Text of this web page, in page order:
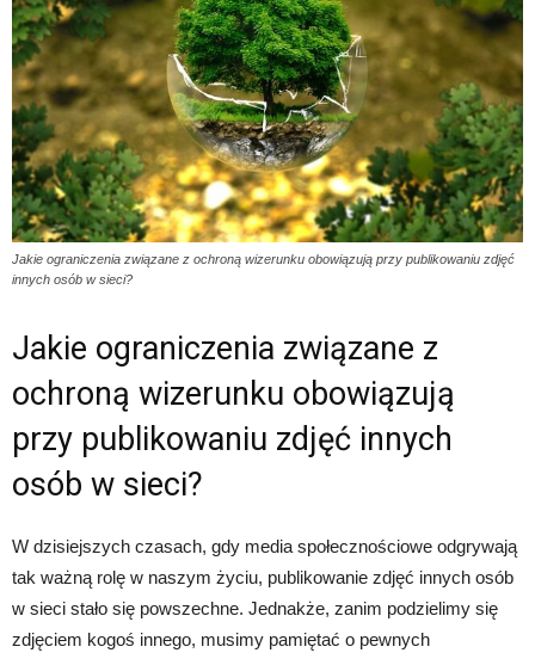
Jakie ograniczenia związane z ochroną wizerunku obowiązują przy publikowaniu zdjęć
innych osób w sieci?
Jakie ograniczenia związane z
ochroną wizerunku obowiązują
przy publikowaniu zdjęć innych
osób w sieci?
W dzisiejszych czasach, gdy media społecznościowe odgrywają
tak ważną rolę w naszym życiu, publikowanie zdjęć innych osób
w sieci stało się powszechne. Jednakże, zanim podzielimy się
zdjęciem kogoś innego, musimy pamiętać o pewnych